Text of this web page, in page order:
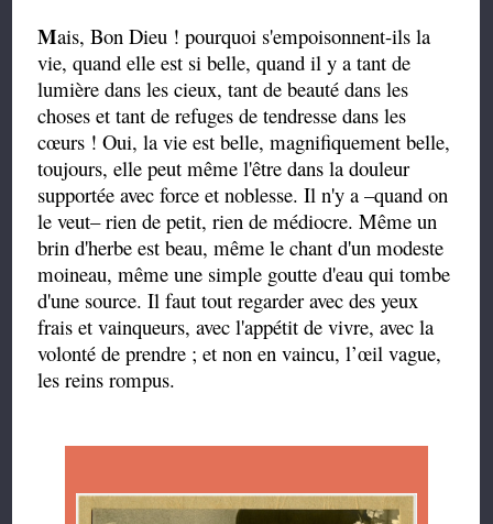
Mais, Bon Dieu ! pourquoi s'empoisonnent-ils la
vie, quand elle est si belle, quand il y a tant de
lumière dans les cieux, tant de beauté dans les
choses et tant de refuges de tendresse dans les
cœurs ! Oui, la vie est belle, magnifiquement belle,
toujours, elle peut même l'être dans la douleur
supportée avec force et noblesse. Il n'y a –quand on
le veut– rien de petit, rien de médiocre. Même un
brin d'herbe est beau, même le chant d'un modeste
moineau, même une simple goutte d'eau qui tombe
d'une source. Il faut tout regarder avec des yeux
frais et vainqueurs, avec l'appétit de vivre, avec la
volonté de prendre ; et non en vaincu, l’œil vague,
les reins rompus.